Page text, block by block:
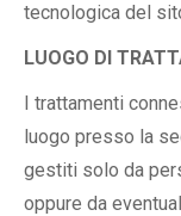
tecnologica del
LUOGO DI
I trattamenti
luogo presso la
gestiti solo da
oppure da